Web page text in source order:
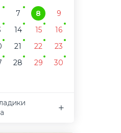
7 8
9
14 15
16
21 22
23
28 29
30